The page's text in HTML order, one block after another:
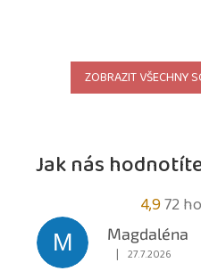
ZOBRAZIT VŠECHNY
Jak nás
4,972
M
Magdaléna
Hodnocení
| 27.7.2026